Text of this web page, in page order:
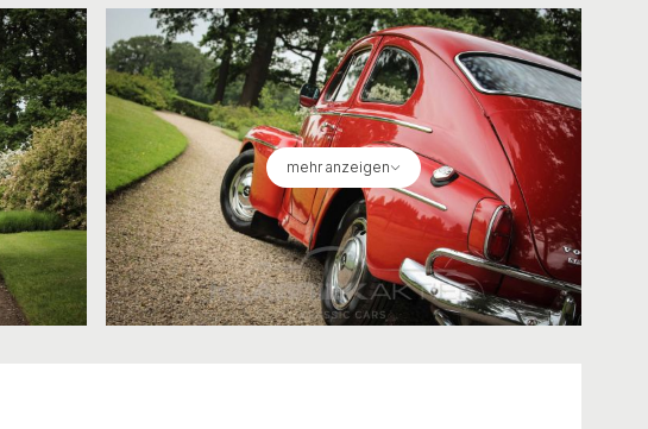
mehr anzeigen